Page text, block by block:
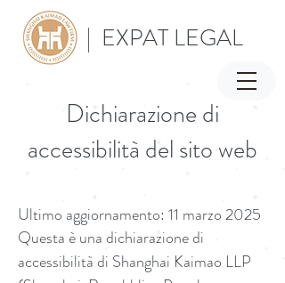
| EXPAT LEGAL
Dichiarazione di
accessibilità del sito web
Ultimo aggiornamento: 11 marzo 2025
Questa è una dichiarazione di
accessibilità di Shanghai Kaimao LLP